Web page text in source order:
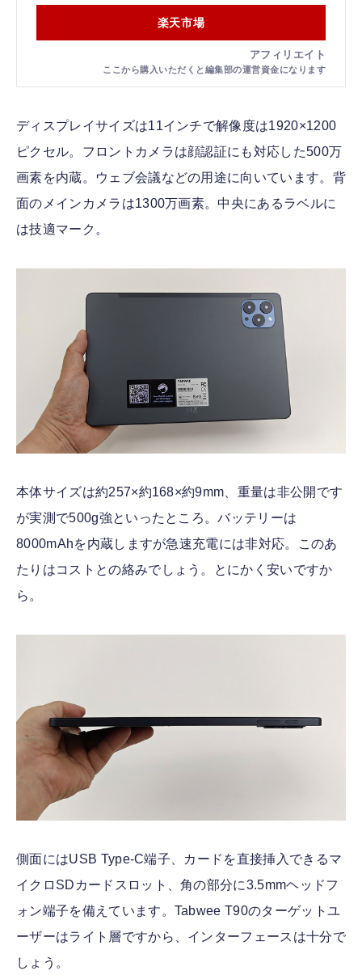
楽天市場
ディスプレイサイズは11インチで解像度は1920×1200
ピクセル。フロントカメラは顔認証にも対応した500万
画素を内蔵。ウェブ会議などの用途に向いています。背
面のメインカメラは1300万画素。中央にあるラベルに
は技適マーク。
本体サイズは約257×約168×約9mm、重量は非公開です
が実測で500g強といったところ。バッテリーは
8000mAhを内蔵しますが急速充電には非対応。このあ
たりはコストとの絡みでしょう。とにかく安いですか
ら。
側面にはUSB Type-C端子、カードを直接挿入できるマ
イクロSDカードスロット、角の部分に3.5mmヘッドフ
ォン端子を備えています。Tabwee T90のターゲットユ
ーザーはライト層ですから、インターフェースは十分で
しょう。